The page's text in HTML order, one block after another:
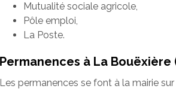
Mutualité sociale agricole,
Pôle emploi,
La Poste.
Permanences à La Bouëxière
Les permanences se font à la mairie